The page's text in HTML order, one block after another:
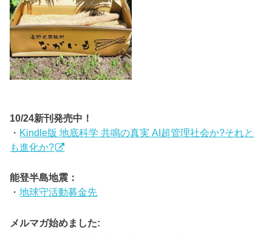
10/24新刊発売中！
・ Kindle版 地底科学 共鳴の真実 AI超管理社会か?それと
も進化か?
能登半島地震：
・地球守活動募金先
メルマガ始めました: